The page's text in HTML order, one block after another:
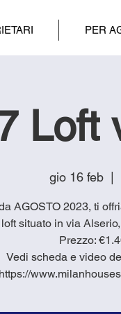
PER
Loft
gio 16 feb
  |
AGOSTO 2023, ti
situato in via
Prezzo:
Vedi scheda e video
https://